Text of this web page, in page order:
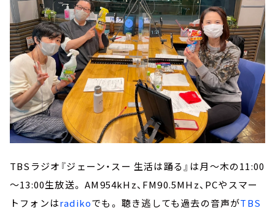
TBSラジオ『ジェーン・スー 生活は踊る』は月～木の11:00
～13:00生放送。 AM954kHz、FM90.5MHz、PCやスマー
トフォンはradikoでも。 聴き逃しても過去の音声がTBS